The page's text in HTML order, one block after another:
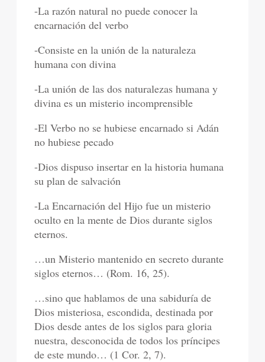
-La razón natural no puede conocer la
encarnación del verbo
-Consiste en la unión de la naturaleza
humana con divina
-La unión de las dos naturalezas humana y
divina es un misterio incomprensible
-El Verbo no se hubiese encarnado si Adán
no hubiese pecado
-Dios dispuso insertar en la historia humana
su plan de salvación
-La Encarnación del Hijo fue un misterio
oculto en la mente de Dios durante siglos
eternos.
…un Misterio mantenido en secreto durante
siglos eternos… (Rom. 16, 25).
…sino que hablamos de una sabiduría de
Dios misteriosa, escondida, destinada por
Dios desde antes de los siglos para gloria
nuestra, desconocida de todos los príncipes
de este mundo… (1 Cor. 2, 7).